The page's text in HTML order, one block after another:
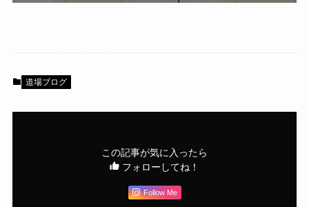
道場ブログ
この記事が気に入ったら
フォローしてね！
Follow Me